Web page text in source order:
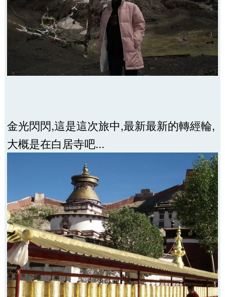
金光閃閃,這是這次旅中,最新最新的轉經輪,
大概是在白居寺吧...